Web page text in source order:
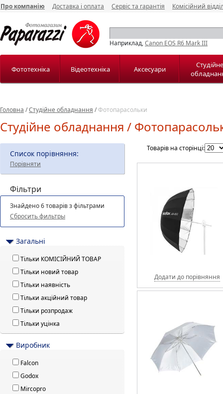
Про компанію Доставка і оплата Сервіс та гарантія Комісійний
Наприклад,Canon EOS R6 Mark III
Фототехніка Відеотехніка Аксесуари
Студійне
Головна /Студійне обладнання /Фотопарасольки
Студійне обладнання /
Список порівняння:
Порівняти
Фільтри
Знайдено 6 товарів з фільтрами
Сбросить фильтры
Загальні
Тільки КОМІСІЙНИЙ ТОВАР
Тільки новий товар
Тільки наявність
Тільки акційний товар
Тільки розпродаж
Тільки уцінка
Виробник
Falcon
Godox
Mircopro
Товарів на сторінці:
Додати до порівняння